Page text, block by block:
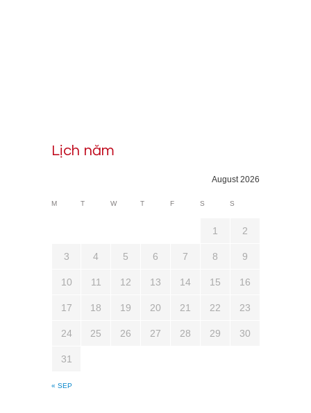
Lịch năm
August 2026
M T W T F S S
« SEP
1 2
3 4 5 6 7 8 9
10 11 12 13 14 15 16
17 18 19 20 21 22 23
24 25 26 27 28 29 30
31